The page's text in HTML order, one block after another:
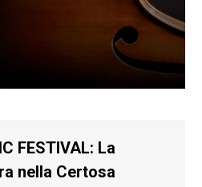
FESTIVAL: La
nella Certosa